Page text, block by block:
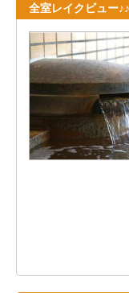
全室レイクビュー